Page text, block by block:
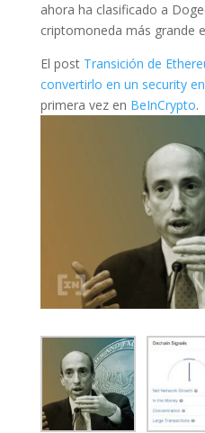
ahora ha clasificado a
criptomoneda más grande
El post Transición de
convertirlo en un security en
primera vez en BeInCrypto.